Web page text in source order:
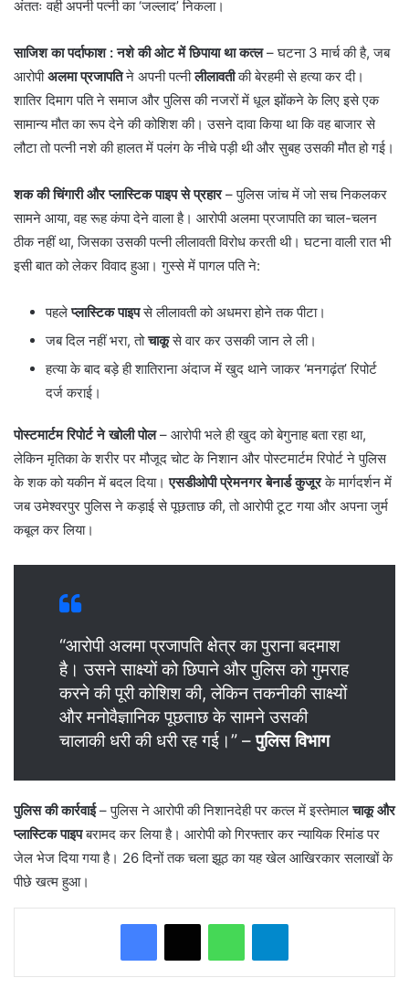
अंततः वही अपनी पत्नी का ‘जल्लाद’ निकला।
साजिश का पर्दाफाश : नशे की ओट में छिपाया था कत्ल– घटना 3 मार्च की है, जब
आरोपीअलमा प्रजापतिने अपनी पत्नीलीलावतीकी बेरहमी से हत्या कर दी।
शातिर दिमाग पति ने समाज और पुलिस की नजरों में धूल झोंकने के लिए इसे एक
सामान्य मौत का रूप देने की कोशिश की। उसने दावा किया था कि वह बाजार से
लौटा तो पत्नी नशे की हालत में पलंग के नीचे पड़ी थी और सुबह उसकी मौत हो गई।
शक की चिंगारी और प्लास्टिक पाइप से प्रहार– पुलिस जांच में जो सच निकलकर
सामने आया, वह रूह कंपा देने वाला है। आरोपी अलमा प्रजापति का चाल-चलन
ठीक नहीं था, जिसका उसकी पत्नी लीलावती विरोध करती थी। घटना वाली रात भी
इसी बात को लेकर विवाद हुआ। गुस्से में पागल पति ने:
​पहलेप्लास्टिक पाइपसे लीलावती को अधमरा होने तक पीटा।
​जब दिल नहीं भरा, तोचाकूसे वार कर उसकी जान ले ली।
​हत्या के बाद बड़े ही शातिराना अंदाज में खुद थाने जाकर ‘मनगढ़ंत’ रिपोर्ट
दर्ज कराई।
पोस्टमार्टम रिपोर्ट ने खोली पोल– ​आरोपी भले ही खुद को बेगुनाह बता रहा था,
लेकिन मृतिका के शरीर पर मौजूद चोट के निशान और पोस्टमार्टम रिपोर्ट ने पुलिस
के शक को यकीन में बदल दिया।एसडीओपी प्रेमनगर बेनार्ड कुजूरके मार्गदर्शन में
जब उमेश्वरपुर पुलिस ने कड़ाई से पूछताछ की, तो आरोपी टूट गया और अपना जुर्म
कबूल कर लिया।
“आरोपी अलमा प्रजापति क्षेत्र का पुराना बदमाश
है। उसने साक्ष्यों को छिपाने और पुलिस को गुमराह
करने की पूरी कोशिश की, लेकिन तकनीकी साक्ष्यों
और मनोवैज्ञानिक पूछताछ के सामने उसकी
चालाकी धरी की धरी रह गई।” –पुलिस विभाग
पुलिस की कार्रवाई– पुलिस ने आरोपी की निशानदेही पर कत्ल में इस्तेमालचाकू और
प्लास्टिक पाइपबरामद कर लिया है। आरोपी को गिरफ्तार कर न्यायिक रिमांड पर
जेल भेज दिया गया है। 26 दिनों तक चला झूठ का यह खेल आखिरकार सलाखों के
पीछे खत्म हुआ।
WhatsAppTelegram